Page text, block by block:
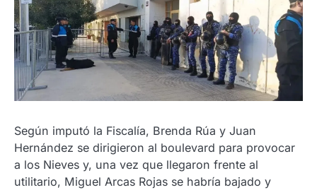
Según imputó la Fiscalía, Brenda Rúa y Juan
Hernández se dirigieron al boulevard para provocar
a los Nieves y, una vez que llegaron frente al
utilitario, Miguel Arcas Rojas se habría bajado y